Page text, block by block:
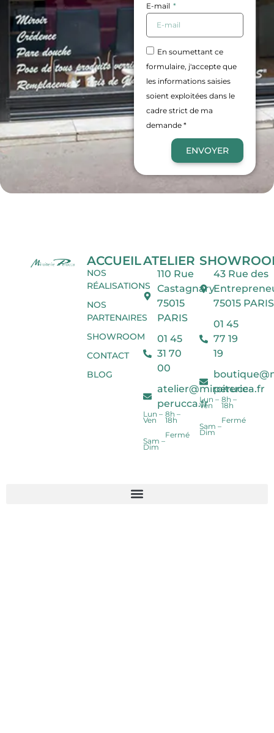
E-mail
En soumettant ce
formulaire, j'accepte que
les informations saisies
soient exploitées dans le
cadre strict de ma
demande *
ENVOYER
ACCUEIL
NOS
RÉALISATIONS
NOS
PARTENAIRES
SHOWROOM
CONTACT
BLOG
ATELIER
110 Rue
Castagnary
75015
PARIS
01 45
31 70
00
atelier@miroiterie-
perucca.fr
Lun –
Ven
Sam –
Dim
8h –
18h
Fermé
43 Rue des
75015 PARIS
01 45
77 19
19
perucca.fr
Lun –
Ven
Sam –
Dim
8h –
18h
Fermé